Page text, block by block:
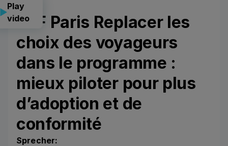
Play
video
CLF Paris Replacer les
choix des voyageurs
dans le programme :
mieux piloter pour plus
d’adoption et de
conformité
Sprecher: